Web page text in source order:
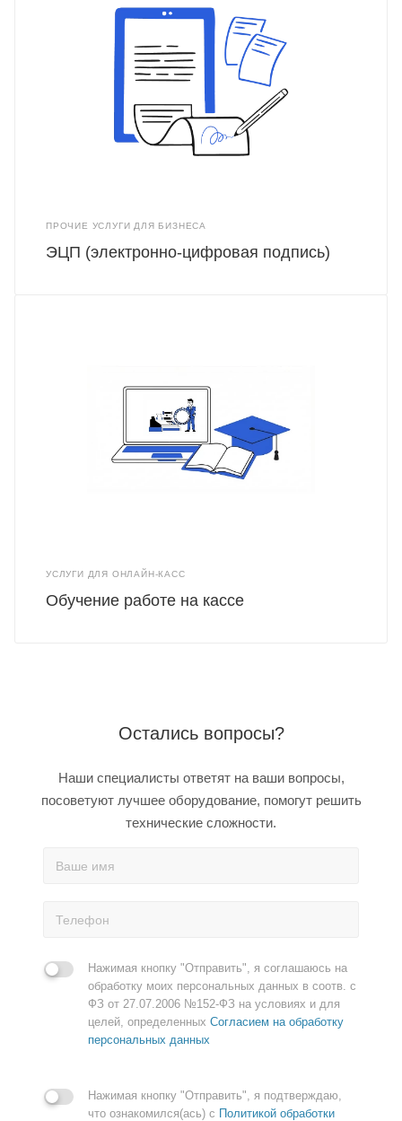
ПРОЧИЕ УСЛУГИ ДЛЯ БИЗНЕСА
ЭЦП (электронно-цифровая подпись)
УСЛУГИ ДЛЯ ОНЛАЙН-КАСС
Обучение работе на кассе
Остались вопросы?
Наши специалисты ответят на ваши вопросы,
посоветуют лучшее оборудование, помогут решить
технические сложности.
Нажимая кнопку "Отправить", я соглашаюсь на
обработку моих персональных данных в соотв. с
ФЗ от 27.07.2006 №152-ФЗ на условиях и для
целей, определенных Согласием на обработку
персональных данных
Нажимая кнопку "Отправить", я подтверждаю,
что ознакомился(ась) с Политикой обработки